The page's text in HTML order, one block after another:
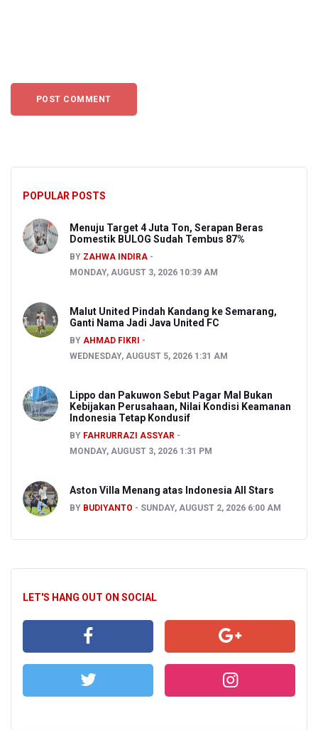
POPULAR POSTS
Menuju Target 4 Juta Ton, Serapan Beras
Domestik BULOG Sudah Tembus 87%
BY ZAHWA INDIRA
MONDAY, AUGUST 3, 2026 10:39 AM
Malut United Pindah Kandang ke Semarang,
Ganti Nama Jadi Java United FC
BY AHMAD FIKRI
WEDNESDAY, AUGUST 5, 2026 1:31 AM
Lippo dan Pakuwon Sebut Pagar Mal Bukan
Kebijakan Perusahaan, Nilai Kondisi Keamanan
Indonesia Tetap Kondusif
BY FAHRURRAZI ASSYAR
MONDAY, AUGUST 3, 2026 1:31 PM
Aston Villa Menang atas Indonesia All Stars
BY BUDIYANTO SUNDAY, AUGUST 2, 2026 6:00 AM
LET'S HANG OUT ON SOCIAL